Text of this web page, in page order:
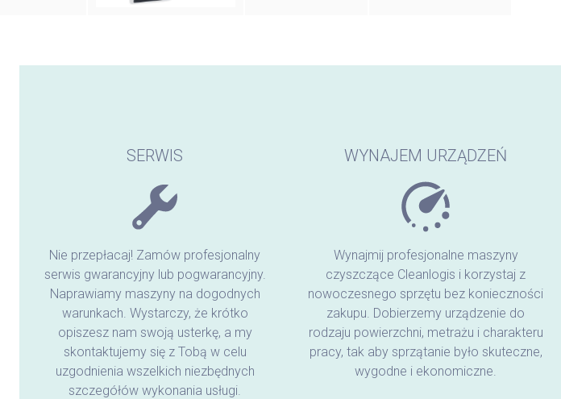
SERWIS
Nie przepłacaj! Zamów profesjonalny
serwis gwarancyjny lub pogwarancyjny.
Naprawiamy maszyny na dogodnych
warunkach. Wystarczy, że krótko
opiszesz nam swoją usterkę, a my
skontaktujemy się z Tobą w celu
uzgodnienia wszelkich niezbędnych
szczegółów wykonania usługi.
WYNAJEM URZĄDZEŃ
Wynajmij profesjonalne maszyny
czyszczące Cleanlogis i korzystaj z
nowoczesnego sprzętu bez konieczności
zakupu. Dobierzemy urządzenie do
rodzaju powierzchni, metrażu i charakteru
pracy, tak aby sprzątanie było skuteczne,
wygodne i ekonomiczne.